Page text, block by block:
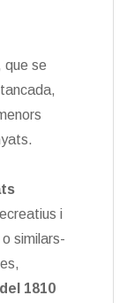
que se
i
similars-
1810